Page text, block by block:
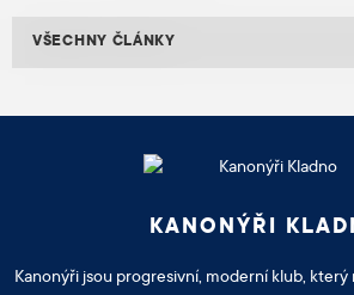
VŠECHNY ČLÁNKY
KANONÝŘI
Kanonýři jsou progresivní, moderní klub,